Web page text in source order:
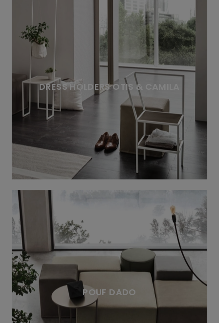
DRESS HOLDERS OTIS & CAMILA
POUF DADO